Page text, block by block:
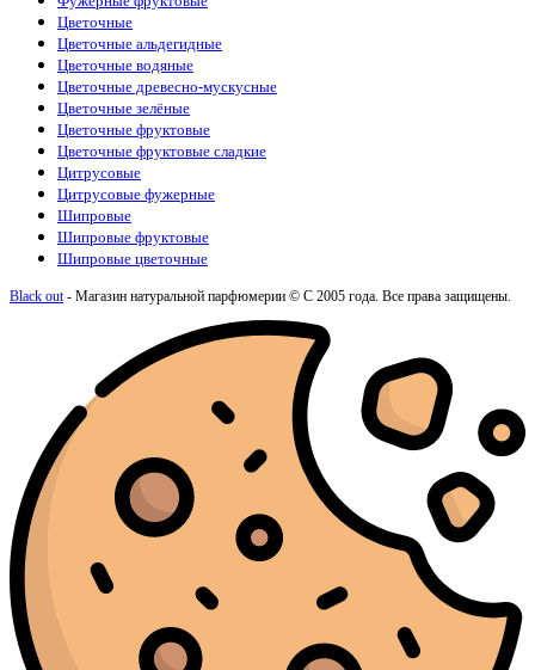
Цветочные
Цветочные альдегидные
Цветочные водяные
Цветочные древесно-мускусные
Цветочные зелёные
Цветочные фруктовые
Цветочные фруктовые сладкие
Цитрусовые
Цитрусовые фужерные
Шипровые
Шипровые фруктовые
Шипровые цветочные
Black out- Магазин натуральной парфюмерии © С 2005 года. Все права защищены.